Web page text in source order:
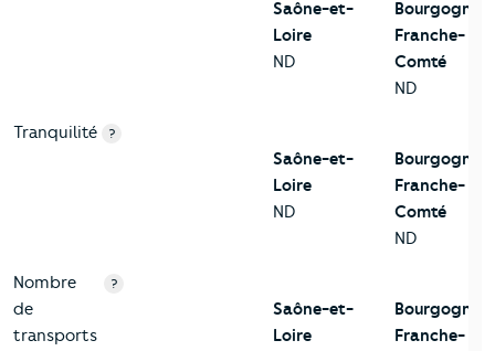
Saône-et-
Loire
ND
Bourgogne-
Franche-
Comté
ND
Tranquilité ?
Saône-et-
Loire
ND
Bourgogne-
Franche-
Comté
ND
Nombre
de
transports
?
Saône-et-
Loire
Bourgogne-
Franche-